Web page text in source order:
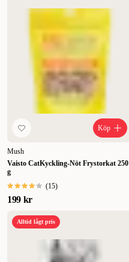
Köp
Mush
Vaisto CatKyckling-Nöt Frystorkat 250
g
(15)
199 kr
Alltid lågt pris